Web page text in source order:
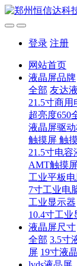
登录 注册
网站首页
液晶屏品牌
全部 友达
21.5寸商
超亮度650
液晶屏驱动
触摸屏 触
21.5寸电
AMT触摸
工业平板
7寸工业电
工业显示器
10.4寸工业
液晶屏尺寸
全部 3.5寸
屏 19寸液